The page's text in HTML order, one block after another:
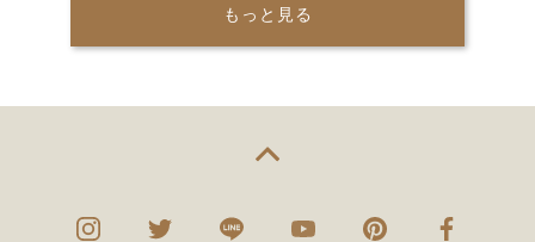
もっと見る